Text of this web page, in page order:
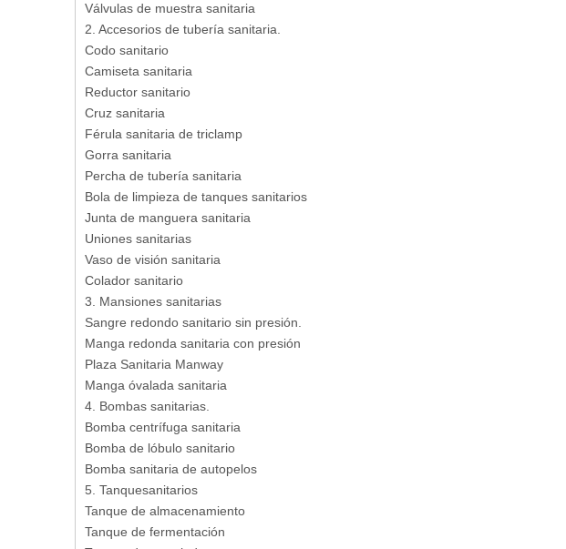
Válvulas de muestra sanitaria
2. Accesorios de tubería sanitaria.
Codo sanitario
Camiseta sanitaria
Reductor sanitario
Cruz sanitaria
Férula sanitaria de triclamp
Gorra sanitaria
Percha de tubería sanitaria
Bola de limpieza de tanques sanitarios
Junta de manguera sanitaria
Uniones sanitarias
Vaso de visión sanitaria
Colador sanitario
3. Mansiones sanitarias
Sangre redondo sanitario sin presión.
Manga redonda sanitaria con presión
Plaza Sanitaria Manway
Manga óvalada sanitaria
4. Bombas sanitarias.
Bomba centrífuga sanitaria
Bomba de lóbulo sanitario
Bomba sanitaria de autopelos
5. Tanquesanitarios
Tanque de almacenamiento
Tanque de fermentación